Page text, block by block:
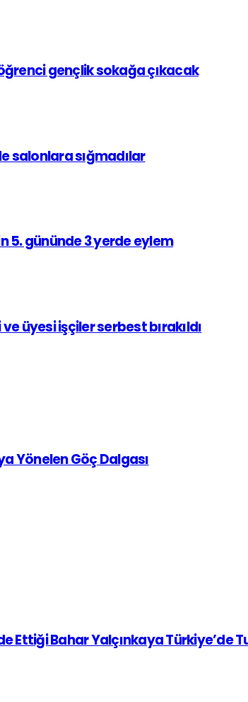
gençlik sokağa çıkacak
salonlara sığmadılar
5. gününde 3 yerde eylem
üyesi işçiler serbest bırakıldı
Yönelen Göç Dalgası
Ettiği Bahar Yalçınkaya Türkiye’de